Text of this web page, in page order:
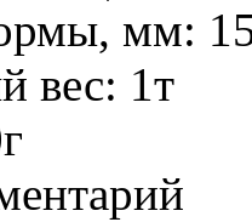
мм:
вес: 1т